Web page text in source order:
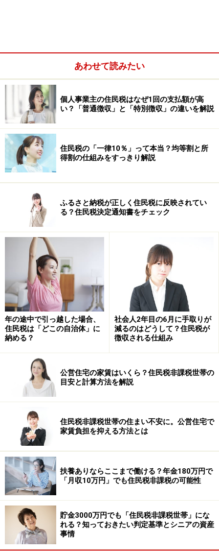
相談者が採用時にバイト先から「給与所得者の扶養控除
るのであれば給与月額8万8000円未満の月は源泉所得税
が徴収されておらず、それ以上であれば徴収されている
のではないでしょうか（学生のため扶養家族なしと想
定）（＊）。
しかしながら徴収される源泉所得税はあくまでも暫定額
です。相談者のおっしゃるように給与所得者で給与以外
に所得がない場合は年収103万円までは所得税はかかり
ません。しかし1年が終わってみないと103万円を超える
かどうかは分からないため、あらかじめ暫定額として源
泉所得税を徴収しているのです。
なお年収103万円を超えなかった場合、徴収されていた
源泉所得税は年末調整で返ってきます。仮にバイト先が
年末調整を行わなかった場合でも確定申告すれば還付を
また所得税を払わなくて済む方法として年間の給与収入
を103万円以内に抑えるようにバイト時間を調整する、
ご自身で国民年金の支払いをしているのであれば社会保
険料控除を受ける、生命保険に加入しているのであれば
生命保険料控除を受けるなどが考えられます。
＊「給与所得者の扶養控除等申告書」の提出がない場合
8万8000円未満でも源泉徴収されていることがありま
す。
あわせて読みたい
個人事業主の住民税はなぜ1回の支払額が高
い？「普通徴収」と「特別徴収」の違いを解説
住民税の「一律10％」って本当？均等割と所
得割の仕組みをすっきり解説
ふるさと納税が正しく住民税に反映されてい
る？住民税決定通知書をチェック
年の途中で引っ越した場合、
住民税は「どこの自治体」に
納める？
社会人2年目の6月に手取りが
減るのはどうして？住民税が
徴収される仕組み
公営住宅の家賃はいくら？住民税非課税世帯の
目安と計算方法を解説
住民税非課税世帯の住まい不安に。公営住宅で
家賃負担を抑える方法とは
扶養ありならここまで働ける？年金180万円で
「月収10万円」でも住民税非課税の可能性
貯金3000万円でも「住民税非課税世帯」にな
れる？知っておきたい判定基準とシニアの資産
事情